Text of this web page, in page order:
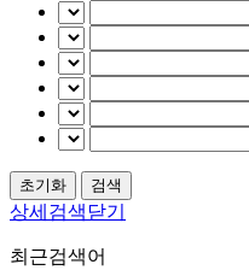
상세검색닫기
최근검색어